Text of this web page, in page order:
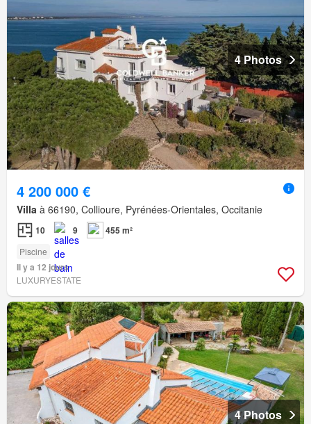
4 Photos
4 200 000 €
Villa à 66190, Collioure, Pyrénées-Orientales, Occitanie
10 9 455 m²
Piscine
Il y a 12 jours
LUXURYESTATE
4 Photos